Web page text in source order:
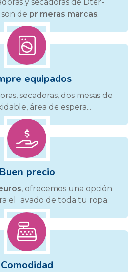
y secadoras de Dter-
de primeras marcas.
equipados
secadoras, dos mesas de
área de espera...
Buen precio
, ofrecemos una opción
el lavado de toda tu ropa.
Comodidad